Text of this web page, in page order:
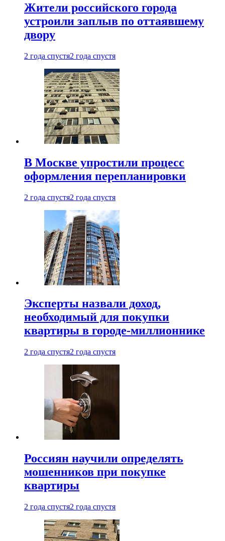
Жители российского города
устроили заплыв по оттаявшему
двору
2 года спустя2 года спустя
В Москве упростили процесс
оформления перепланировки
2 года спустя2 года спустя
Эксперты назвали доход,
необходимый для покупки
квартиры в городе-миллионнике
2 года спустя2 года спустя
Россиян научили определять
мошенников при покупке
квартиры
2 года спустя2 года спустя